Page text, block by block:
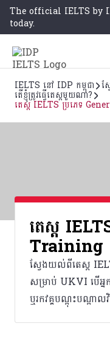
The official IELTS by
today.
IELTS នៅ IDP កម្ពុជា ស្
តើខ្ញុំត្រូវធ្វើតេស្តមួយណា?
តេស្ត IELTS​ ប្រភេទ
តេស្ត
Training
ស្វែងយល់ពីតេស្ត
សម្រាប់ UKVI បើអ្
ឬរកវគ្គបណ្តុះបណ្តាល